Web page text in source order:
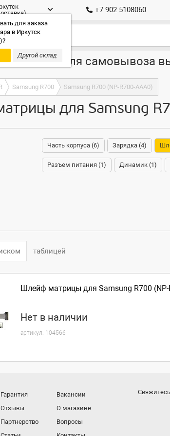
для заказа
в Иркутск
Другой склад
+7 902 5108060
доставка, для самовывоза
Samsung R700 Samsung R700 (NP-R700-AAA0)
для Samsung
Часть корпуса (6) Зарядка (4)
Разъем питания (1) Динамик (1)
таблицей
Шлейф матрицы для Samsung R700 (NP-
Нет в наличии
артикул: 104566
Гарантия
Отзывы
Партнерство
Вакансии
О магазине
Вопросы